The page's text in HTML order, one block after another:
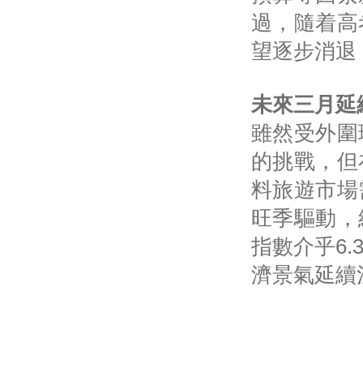
過，隨着
望逐步消
未來三月
雖然受外
的挑戰，
料旅遊市
旺季驅動
指數介乎
濟景氣延